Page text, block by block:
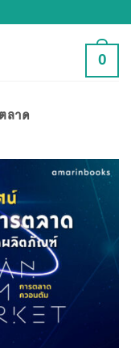
0
ลาด